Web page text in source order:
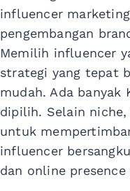
influencer
pengembangan
Memilih influencer
strategi yang tepat
mudah. Ada
dipilih. Selain
untuk
influencer
dan online presence